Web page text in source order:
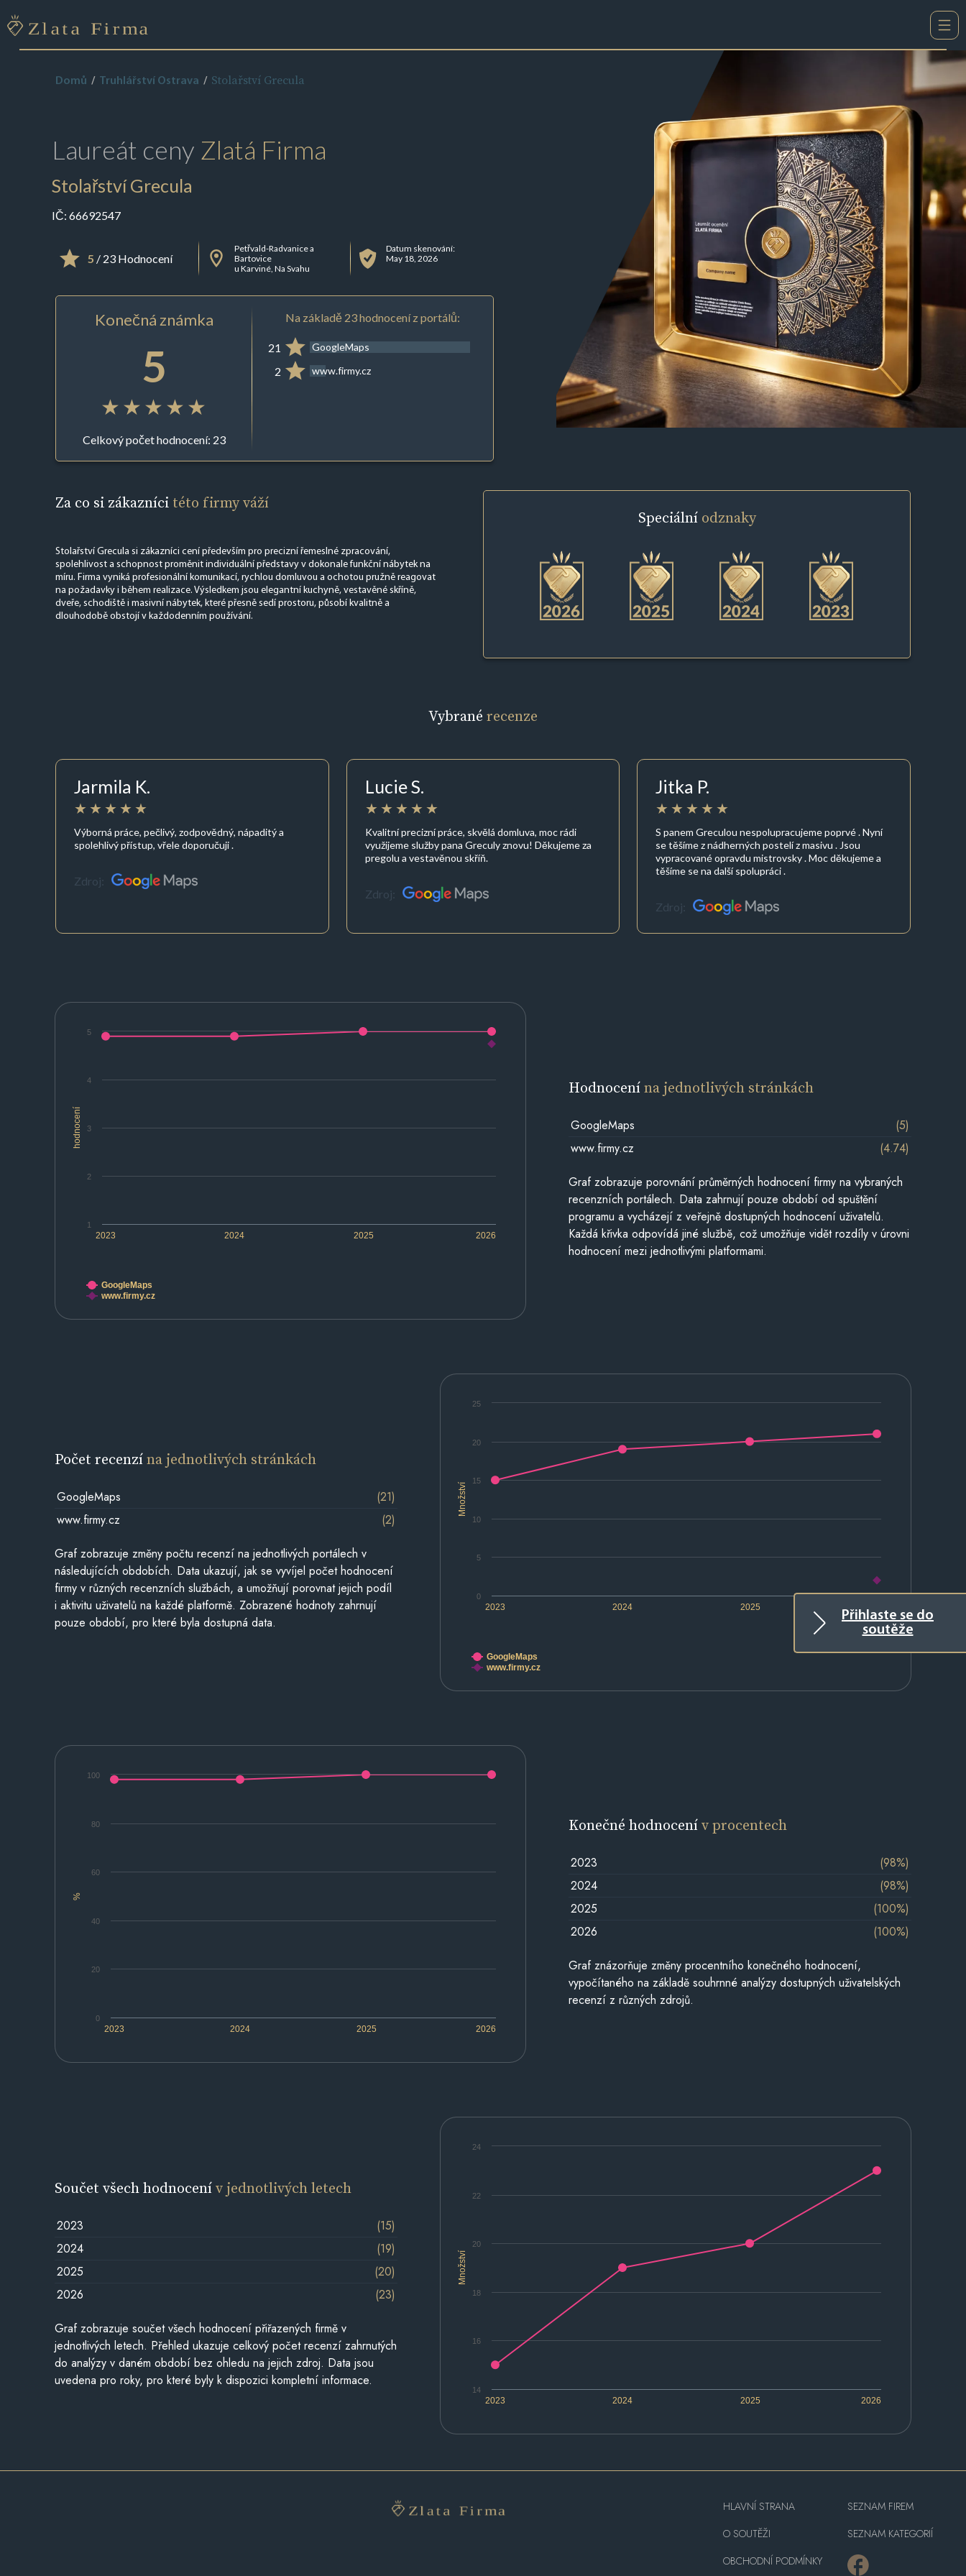
Přihlaste se do
soutěže
Domů Truhlářství Ostrava Stolařství Grecula
Laureát ceny Zlatá Firma
Stolařství Grecula
IČ: 66692547
5 / 23 Hodnocení
Petřvald-Radvanice a
Bartovice
u Karviné, Na Svahu
Datum skenování:
May 18, 2026
Konečná známka
5
Celkový počet hodnocení: 23
Na základě 23 hodnocení z portálů:
21 GoogleMaps
2 www.firmy.cz
Za co si zákazníci této firmy váží
Stolařství Grecula si zákazníci cení především pro precizní řemeslné zpracování,
spolehlivost a schopnost proměnit individuální představy v dokonale funkční nábytek na
míru. Firma vyniká profesionální komunikací, rychlou domluvou a ochotou pružně reagovat
na požadavky i během realizace. Výsledkem jsou elegantní kuchyně, vestavěné skříně,
dveře, schodiště i masivní nábytek, které přesně sedí prostoru, působí kvalitně a
dlouhodobě obstojí v každodenním používání.
Speciální odznaky
Vybrané recenze
Jarmila K.
Výborná práce, pečlivý, zodpovědný, nápaditý a
spolehlivý přístup, vřele doporučuji .
Zdroj:
Lucie S.
Kvalitní precizní práce, skvělá domluva, moc rádi
využijeme služby pana Greculy znovu! Děkujeme za
pregolu a vestavěnou skříň.
Zdroj:
Jitka P.
S panem Greculou nespolupracujeme poprvé . Nyní
se těšíme z nádherných postelí z masivu . Jsou
vypracované opravdu mistrovsky . Moc děkujeme a
těšíme se na další spolupráci .
Zdroj:
hodnocení
2023 2024 2025 2026
1
2
3
4
5
GoogleMaps
www.firmy.cz
Hodnocenína jednotlivých stránkách
GoogleMaps
(5)
www.firmy.cz
(4.74)
Graf zobrazuje porovnání průměrných hodnocení firmy na vybraných
recenzních portálech. Data zahrnují pouze období od spuštění
programu a vycházejí z veřejně dostupných hodnocení uživatelů.
Každá křivka odpovídá jiné službě, což umožňuje vidět rozdíly v úrovni
hodnocení mezi jednotlivými platformami.
Množství
2023 2024 2025 2026
0
5
10
15
20
25
GoogleMaps
www.firmy.cz
Počet recenzína jednotlivých stránkách
GoogleMaps
(21)
www.firmy.cz
(2)
Graf zobrazuje změny počtu recenzí na jednotlivých portálech v
následujících obdobích. Data ukazují, jak se vyvíjel počet hodnocení
firmy v různých recenzních službách, a umožňují porovnat jejich podíl
i aktivitu uživatelů na každé platformě. Zobrazené hodnoty zahrnují
pouze období, pro které byla dostupná data.
%
2023 2024 2025 2026
0
20
40
60
80
100
Konečné hodnocenív procentech
2023
(98%)
2024
(98%)
2025
(100%)
2026
(100%)
Graf znázorňuje změny procentního konečného hodnocení,
vypočítaného na základě souhrnné analýzy dostupných uživatelských
recenzí z různých zdrojů.
Množství
2023 2024 2025 2026
14
16
18
20
22
24
Součet všech hodnocenív jednotlivých letech
2023
(15)
2024
(19)
2025
(20)
2026
(23)
Graf zobrazuje součet všech hodnocení přiřazených firmě v
jednotlivých letech. Přehled ukazuje celkový počet recenzí zahrnutých
do analýzy v daném období bez ohledu na jejich zdroj. Data jsou
uvedena pro roky, pro které byly k dispozici kompletní informace.
HLAVNÍ STRANA
O SOUTĚŽI
OBCHODNÍ PODMÍNKY
SEZNAM FIREM
SEZNAM KATEGORIÍ